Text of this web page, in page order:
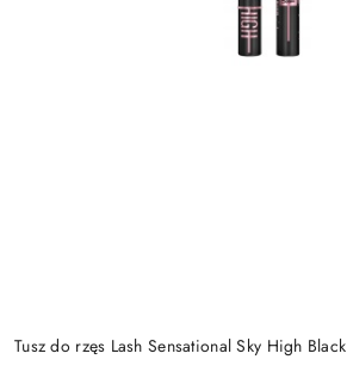
Tusz do rzęs Lash Sensational Sky High Black